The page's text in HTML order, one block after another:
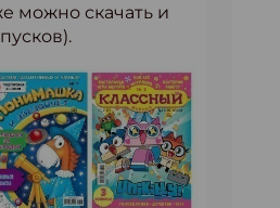
можно скачать и